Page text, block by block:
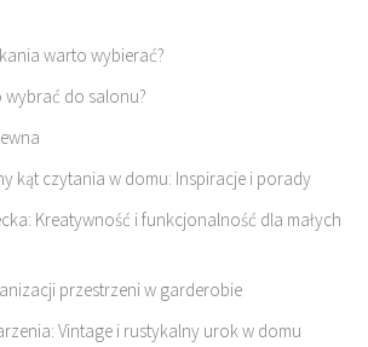
warto wybierać?
wybrać do salonu?
kąt czytania w domu: Inspiracje i porady
Kreatywność i funkcjonalność dla małych
przestrzeni w garderobie
Vintage i rustykalny urok w domu